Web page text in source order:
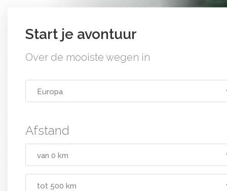
Start je avontuur
Over de mooiste wegen in
Afstand